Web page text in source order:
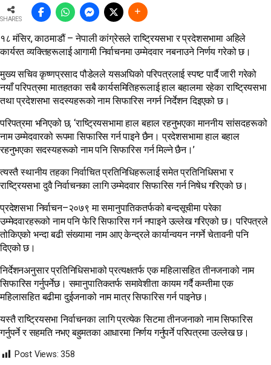
SHARES
१८ मंसिर, काठमाडौं – नेपाली कांग्रेसले राष्ट्रियसभा र प्रदेशसभामा अहिले
कार्यरत व्यक्तिहरूलाई आगामी निर्वाचनमा उम्मेदवार नबनाउने निर्णय गरेको छ।
मुख्य सचिव कृष्णप्रसाद पौडेलले यसअघिको परिपत्रलाई स्पष्ट पार्दै जारी गरेको
नयाँ परिपत्रमा मातहतका सबै कार्यसमितिहरूलाई हाल बहालमा रहेका राष्ट्रियसभा
तथा प्रदेशसभा सदस्यहरूको नाम सिफारिस नगर्न निर्देशन दिइएको छ।
परिपत्रमा भनिएको छ, ‘राष्ट्रियसभामा हाल बहाल रहनुभएका माननीय सांसदहरूको
नाम उम्मेदवारको रूपमा सिफारिस गर्न पाइने छैन। प्रदेशसभामा हाल बहाल
रहनुभएका सदस्यहरूको नाम पनि सिफारिस गर्न मिल्ने छैन।’
त्यस्तै स्थानीय तहका निर्वाचित प्रतिनिधिहरूलाई समेत प्रतिनिधिसभा र
राष्ट्रियसभा दुवै निर्वाचनका लागि उम्मेदवार सिफारिस गर्न निषेध गरिएको छ।
प्रदेशसभा निर्वाचन–२०७९ मा समानुपातिकतर्फको बन्दसूचीमा परेका
उम्मेदवारहरूको नाम पनि फेरि सिफारिस गर्न नपाइने उल्लेख गरिएको छ। परिपत्रले
तोकिएको भन्दा बढी संख्यामा नाम आए केन्द्रले कार्यान्वयन नगर्ने चेतावनी पनि
दिएको छ।
निर्देशनअनुसार प्रतिनिधिसभाको प्रत्यक्षतर्फ एक महिलासहित तीनजनाको नाम
सिफारिस गर्नुपर्नेछ। समानुपातिकतर्फ समावेशीता कायम गर्दै कम्तीमा एक
महिलासहित बढीमा दुईजनाको नाम मात्र सिफारिस गर्न पाइनेछ।
यस्तै राष्ट्रियसभा निर्वाचनका लागि प्रत्येक सिटमा तीनजनाको नाम सिफारिस
गर्नुपर्ने र सहमति नभए बहुमतका आधारमा निर्णय गर्नुपर्ने परिपत्रमा उल्लेख छ।
Post Views: 358